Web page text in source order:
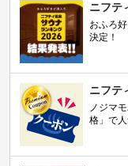
ニフテ
おふろ
決定！
ニフテ
ノジマ
格」で